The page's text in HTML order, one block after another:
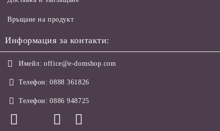
Връщане на продукт
Информация за контакти:
Имейл: office@e-domshop.com
Телефон: 0888 361826
Телефон: 0886 948725